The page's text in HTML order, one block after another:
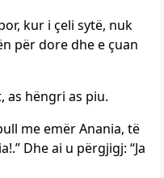
kur i çeli sytë, nuk
për dore dhe e çuan
as hëngri as piu.
me emër Anania, të
Dhe ai u përgjigj: “Ja